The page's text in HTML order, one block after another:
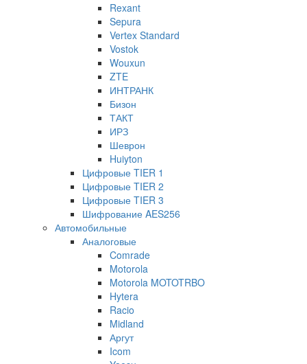
Rexant
Sepura
Vertex Standard
Vostok
Wouxun
ZTE
ИНТРАНК
Бизон
ТАКТ
ИРЗ
Шеврон
Huiyton
Цифровые TIER 1
Цифровые TIER 2
Цифровые TIER 3
Шифрование AES256
Автомобильные
Аналоговые
Comrade
Motorola
Motorola MOTOTRBO
Hytera
Racio
Midland
Аргут
Icom